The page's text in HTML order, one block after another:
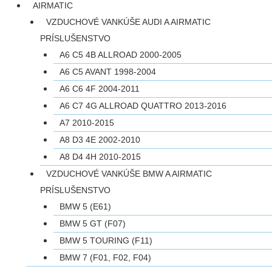
AIRMATIC
VZDUCHOVÉ VANKÚŠE AUDI A AIRMATIC
PRÍSLUŠENSTVO
A6 C5 4B ALLROAD 2000-2005
A6 C5 AVANT 1998-2004
A6 C6 4F 2004-2011
A6 C7 4G ALLROAD QUATTRO 2013-2016
A7 2010-2015
A8 D3 4E 2002-2010
A8 D4 4H 2010-2015
VZDUCHOVÉ VANKÚŠE BMW A AIRMATIC
PRÍSLUŠENSTVO
BMW 5 (E61)
BMW 5 GT (F07)
BMW 5 TOURING (F11)
BMW 7 (F01, F02, F04)